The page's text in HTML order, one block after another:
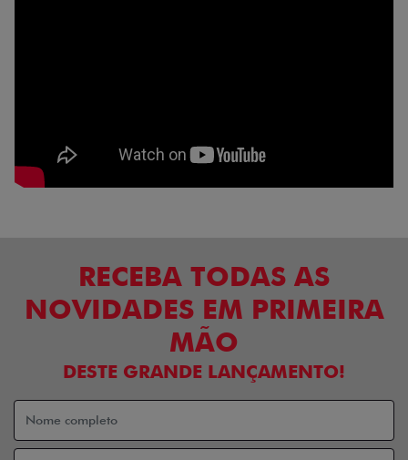
RECEBA TODAS AS
NOVIDADES EM PRIMEIRA
MÃO
DESTE GRANDE LANÇAMENTO!